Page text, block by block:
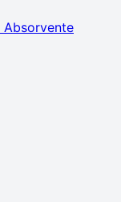
Absorvente